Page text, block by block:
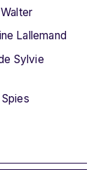
Lallemand
Sylvie